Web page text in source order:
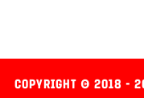
COPYRIGHT © 2018 -